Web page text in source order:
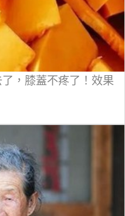
，膝蓋不疼了！效果